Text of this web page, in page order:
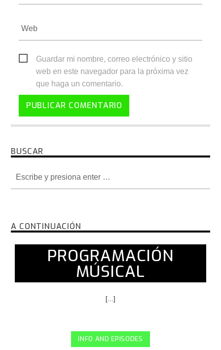
Guardar mi nombre, correo electrónico y sitio
web en este navegador para la próxima vez
que haga un comentario.
BUSCAR
A CONTINUACIÓN
PROGRAMACIÓN
MÚSICAL
[...]
INFO AND EPISODES